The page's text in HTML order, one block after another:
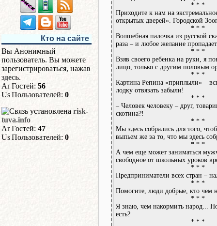
Кто на сайте
Вы Анонимный
пользователь. Вы можете
зарегистрироваться, нажав
здесь.
Гостей: 56
Пользователей: 0
risk-
tuva.info
Гостей: 47
Пользователей: 0
* * *
Приходите к нам на
открытых дверей». Городской
* * *
Волшебная палочка из русской
раза – и любое желание
* * *
Взяв своего ребенка на руки, я
лицо, только с другим половым
* * *
Картина Репина «приплыли» –
лодку отвязать забыли!
* * *
– Человек человеку – друг,
скотина?!
* * *
Мы здесь собрались для того,
выпьем же за то, что мы здесь
* * *
А чем еще может заниматься
свободное от школьных уроков
* * *
Предприниматели всех стран –
* * *
Помогите, люди добрые, кто чем
* * *
Я знаю, чем накормить народ...
есть?
* * *